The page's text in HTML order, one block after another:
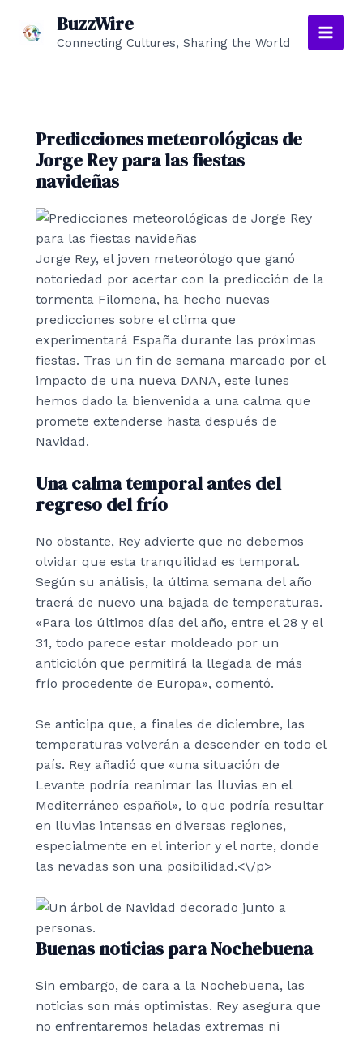
contenido
BuzzWire
Connecting Cultures, Sharing the World
Main
Predicciones meteorológicas de
Jorge Rey para las fiestas
navideñas
Jorge Rey, el joven meteorólogo que ganó
notoriedad por acertar con la predicción de la
tormenta Filomena, ha hecho nuevas
predicciones sobre el clima que
experimentará España durante las próximas
fiestas. Tras un fin de semana marcado por el
impacto de una nueva DANA, este lunes
hemos dado la bienvenida a una calma que
promete extenderse hasta después de
Navidad.
Una calma temporal antes del
regreso del frío
No obstante, Rey advierte que no debemos
olvidar que esta tranquilidad es temporal.
Según su análisis, la última semana del año
traerá de nuevo una bajada de temperaturas.
«Para los últimos días del año, entre el 28 y el
31, todo parece estar moldeado por un
anticiclón que permitirá la llegada de más
frío procedente de Europa», comentó.
Se anticipa que, a finales de diciembre, las
temperaturas volverán a descender en todo el
país. Rey añadió que «una situación de
Levante podría reanimar las lluvias en el
Mediterráneo español», lo que podría resultar
en lluvias intensas en diversas regiones,
especialmente en el interior y el norte, donde
las nevadas son una posibilidad.<\/p>
Buenas noticias para Nochebuena
Sin embargo, de cara a la Nochebuena, las
noticias son más optimistas. Rey asegura que
no enfrentaremos heladas extremas ni